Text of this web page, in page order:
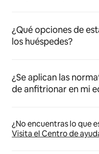
¿Qué opciones de
los huéspedes?
¿Se aplican las
de anfitrionar en mi
¿No encuentras lo que
Visita el Centro de